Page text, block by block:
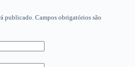
publicado. Campos obrigatórios são